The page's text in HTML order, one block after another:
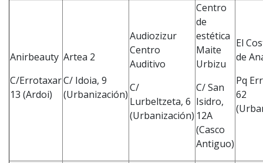
Anirbeauty
C/Errotaxar
13 (Ardoi)
Artea 2
C/ Idoia, 9
(Urbanización)
Audiozizur
Centro
Auditivo
C/
Lurbeltzeta, 6
(Urbanización)
Centro
de
estética
Maite
Urbizu
C/ San
Isidro,
12A
(Casco
Antiguo)
El
de
Pq
62